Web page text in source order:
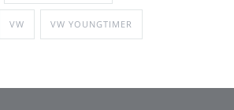
VW VW YOUNGTIMER